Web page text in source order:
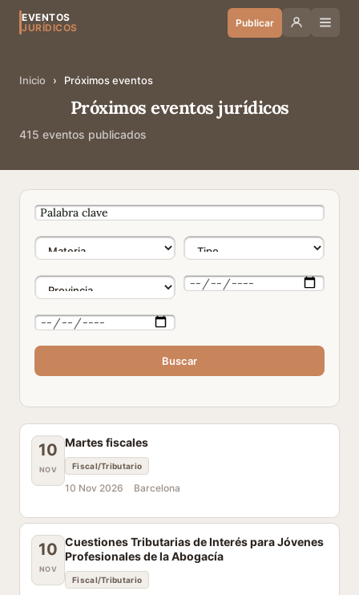
EVENTOS
JURÍDICOS
Publicar
Inicio › Próximos eventos
Próximos eventos jurídicos
415 eventos publicados
Buscar
10
NOV
Martes fiscales
Fiscal/Tributario
10 Nov 2026 Barcelona
10
NOV
Cuestiones Tributarias de Interés para Jóvenes
Profesionales de la Abogacía
Fiscal/Tributario